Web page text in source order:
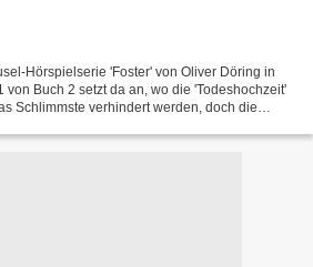
Hörspielserie 'Foster' von Oliver Döring in
von Buch 2 setzt da an, wo die 'Todeshochzeit'
Schlimmste verhindert werden, doch die